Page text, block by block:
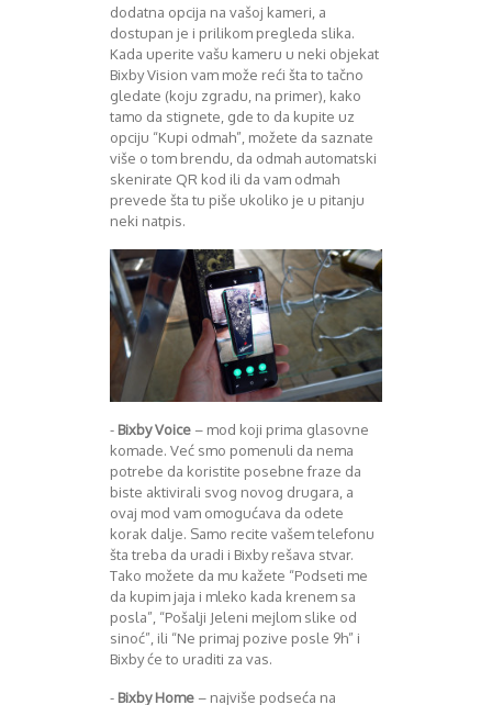
dodatna opcija na vašoj kameri, a
dostupan je i prilikom pregleda slika.
Kada uperite vašu kameru u neki objekat
Bixby Vision vam može reći šta to tačno
gledate (koju zgradu, na primer), kako
tamo da stignete, gde to da kupite uz
opciju “Kupi odmah”, možete da saznate
više o tom brendu, da odmah automatski
skenirate QR kod ili da vam odmah
prevede šta tu piše ukoliko je u pitanju
neki natpis.
- Bixby Voice – mod koji prima glasovne
komade. Već smo pomenuli da nema
potrebe da koristite posebne fraze da
biste aktivirali svog novog drugara, a
ovaj mod vam omogućava da odete
korak dalje. Samo recite vašem telefonu
šta treba da uradi i Bixby rešava stvar.
Tako možete da mu kažete “Podseti me
da kupim jaja i mleko kada krenem sa
posla”, “Pošalji Jeleni mejlom slike od
sinoć”, ili “Ne primaj pozive posle 9h” i
Bixby će to uraditi za vas.
- Bixby Home – najviše podseća na